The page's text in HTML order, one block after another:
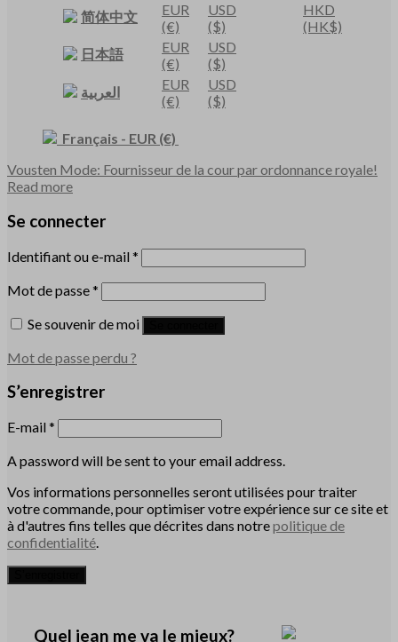
简体中文
EUR
(€)
USD
($)
HKD
(HK$)
日本語
EUR
(€)
USD
($)
العربية
EUR
(€)
USD
($)
Français - EUR (€)
Vousten Mode: Fournisseur de la cour par ordonnance royale!
Read more
Se connecter
Identifiant ou e-mail*
Mot de passe*
Se souvenir de moi
Mot de passe perdu ?
S’enregistrer
E-mail*
A password will be sent to your email address.
Vos informations personnelles seront utilisées pour traiter
votre commande, pour optimiser votre expérience sur ce site et
à d'autres fins telles que décrites dans notrepolitique de
confidentialité.
Quel jean me va le mieux?